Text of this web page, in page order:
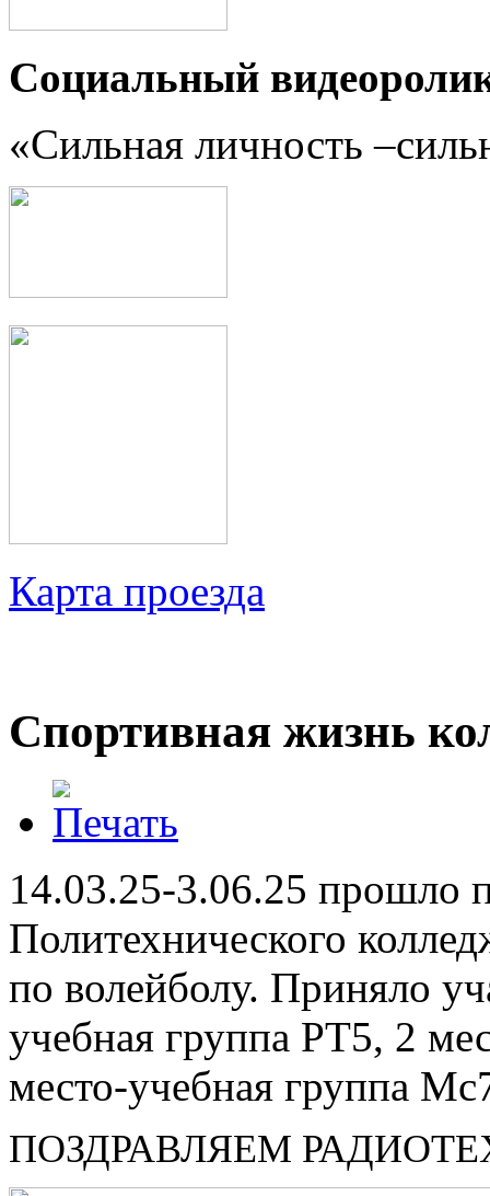
Социальный
«Сильная личность
Карта проезда
Спортивная жизнь
14.03.25-3.06.25 прошло
Политехнического
по волейболу. Приняло
учебная группа РТ5, 2
место-учебная группа
ПОЗДРАВЛЯЕМ